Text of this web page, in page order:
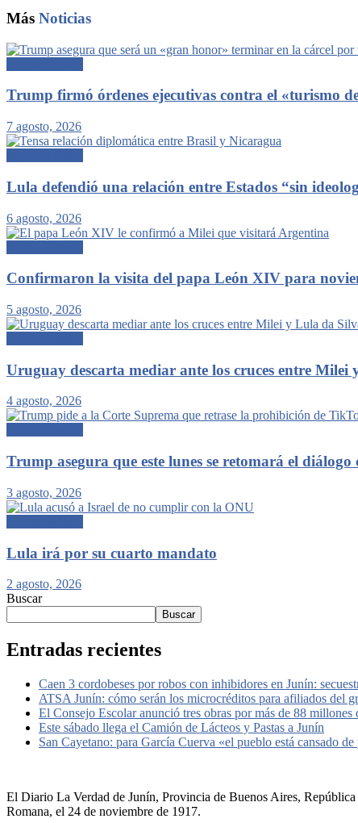
Más Noticias
Trump firmó órdenes ejecutivas contra el «turismo
7 agosto, 2026
Lula defendió una relación entre Estados “sin
6 agosto, 2026
Confirmaron la visita del papa León XIV para
5 agosto, 2026
Uruguay descarta mediar ante los cruces entre Milei
4 agosto, 2026
Trump asegura que este lunes se retomará el
3 agosto, 2026
Lula irá por su cuarto mandato
2 agosto, 2026
Buscar
Buscar
Entradas recientes
Caen 3 cordobeses por robos con inhibidores en Junín:
ATSA Junín: cómo serán los microcréditos para afiliados del
El Consejo Escolar anunció tres obras por más de 88 millones
Este sábado llega el Camión de Lácteos y Pastas a Junín
San Cayetano: para García Cuerva «el pueblo está cansado
El Diario La Verdad de Junín, Provincia de Buenos Aires,
Romana, el 24 de noviembre de 1917.